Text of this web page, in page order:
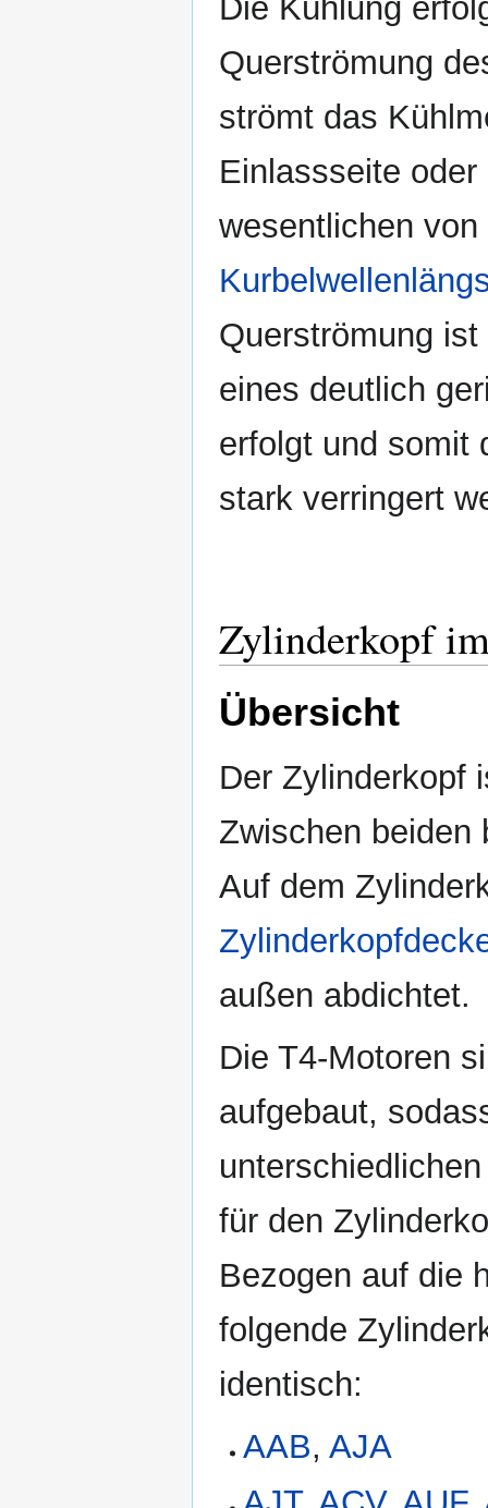
Die Kühlung
Querströmung
strömt das
Einlassseite
wesentlichen
Querströmung
eines deutlich
erfolgt und somit
stark verringert
Zylinderkopf
Übersicht
Der Zylinderkopf
Zwischen
Auf dem
außen abdichtet.
Die T4-Motoren
aufgebaut,
für den
Bezogen auf die
folgende
identisch:
AAB,AJA